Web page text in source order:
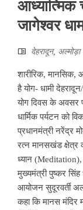
आध्यात्मिक
जागेश्वर
देहरादून, अल्‍मोड़ा
शारीरिक, मानसिक,
है योग- धामी
योग दिवस के अवसर
धार्मिक पर्यटन को
प्रधानमंत्री नरेंद्र
रत्न मानसखंड क्षेत्र
ध्यान
मुख्यमंत्री पुष्कर सिंह
आयोजन सुदूरवर्ती
कहा कि मानस मंदिर